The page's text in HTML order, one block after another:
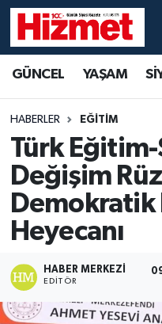
GÜNCEL YAŞAM
HABERLER EĞİTİM
Türk
Değişim
Demokratik
Heyecanı
HABER MERKEZI
EDITÖR
YAŞAM
SİYASET
SAĞLIK
KÜLTÜR SANAT
SPOR
Denizli Hava
Denizli Trafik
Süper Lig Puan
Son Dakika
Haber Arşivi